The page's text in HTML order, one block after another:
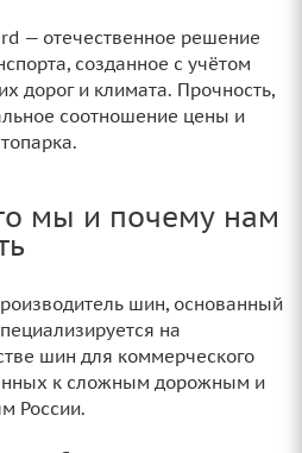
— отечественное решение
созданное с учётом
дорог и климата. Прочность,
соотношение цены и
мы и почему нам
шин, основанный
на
шин для коммерческого
к сложным дорожным и
России.